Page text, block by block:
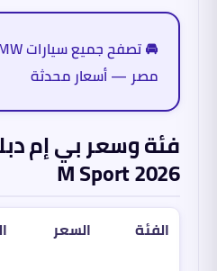
مصر — أسعار محدثة
M Sport 2026
الفئة السعر